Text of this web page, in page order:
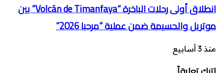
انطلاق أولى رحلات الباخرة “Volcán de Timanfaya” بين
موتريل والحسيمة ضمن عملية “مرحبا 2026”
منذ 3 أسابيع